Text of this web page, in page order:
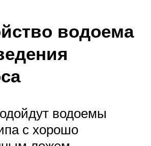
водоема
водоемы
с хорошо